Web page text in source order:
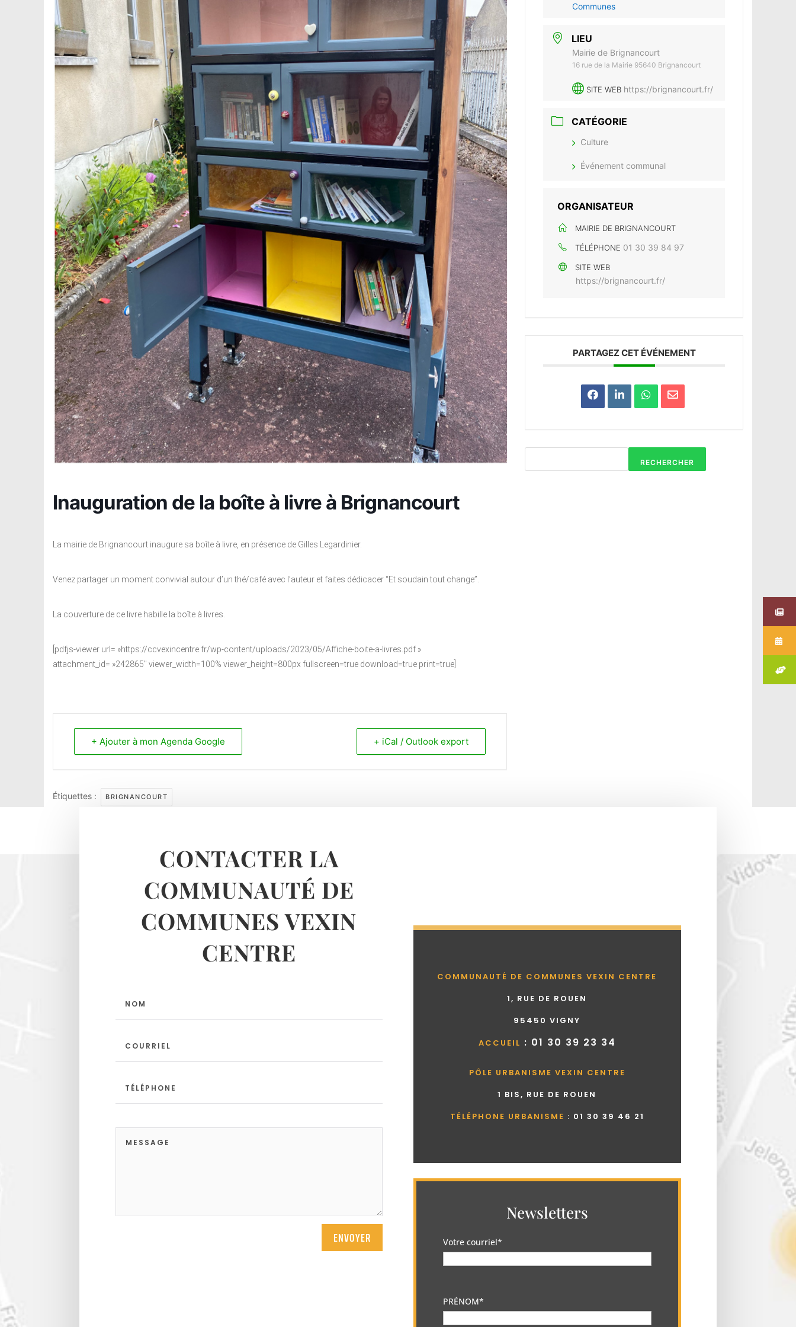
Inauguration de la boîte à livre à Brignancourt
La mairie de Brignancourt inaugure sa boîte à livre, en présence de Gilles Legardinier.
Venez partager un moment convivial autour d’un thé/café avec l’auteur et faites dédicacer “Et soudain tout change”.
La couverture de ce livre habille la boîte à livres.
[pdfjs-viewer url= »https://ccvexincentre.fr/wp-content/uploads/2023/05/Affiche-boite-a-livres.pdf »
attachment_id= »242865″ viewer_width=100% viewer_height=800px fullscreen=true download=true print=true]
+ Ajouter à mon Agenda Google + iCal / Outlook export
Étiquettes : BRIGNANCOURT
Communes
LIEU
Mairie de Brignancourt
16 rue de la Mairie 95640 Brignancourt
SITE WEB https://brignancourt.fr/
CATÉGORIE
Culture
Événement communal
ORGANISATEUR
MAIRIE DE BRIGNANCOURT
TÉLÉPHONE 01 30 39 84 97
SITE WEB
https://brignancourt.fr/
PARTAGEZ CET ÉVÉNEMENT
RECHERCHER
CONTACTER LA
COMMUNAUTÉ DE
COMMUNES VEXIN
CENTRE
ENVOYER
COMMUNAUTÉ DE COMMUNES VEXIN CENTRE
1, RUE DE ROUEN
95450 VIGNY
ACCUEIL : 01 30 39 23 34
PÔLE URBANISME VEXIN CENTRE
1 BIS, RUE DE ROUEN
TÉLÉPHONE URBANISME : 01 30 39 46 21
Newsletters
Votre courriel*
PRÉNOM*